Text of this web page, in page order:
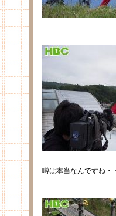
噂は本当なんですね・